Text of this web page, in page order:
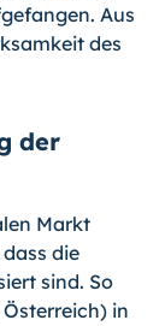
Aus
des
der
Markt
die
sind. So
in